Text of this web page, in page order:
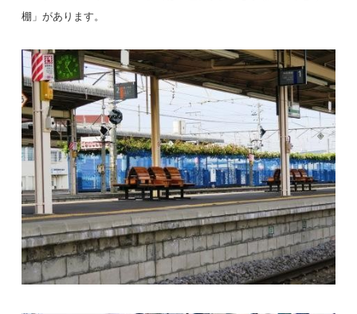
棚」があります。